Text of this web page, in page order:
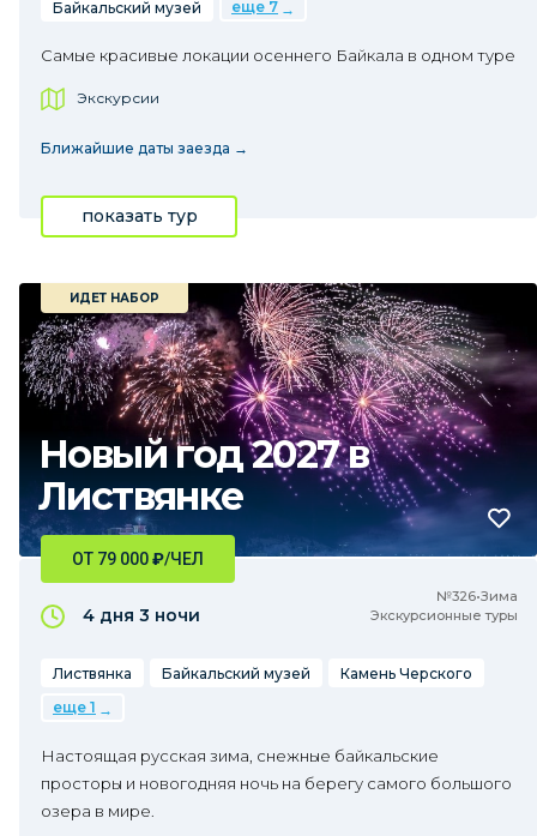
Байкальский музей
еще 7
Самые красивые локации осеннего Байкала в одном туре
Экскурсии
Ближайшие даты заезда →
показать тур
Новый год 2027 в
Листвянке
ИДЕТ НАБОР
№326•Зима
Экскурсионные туры
ОТ 79 000₽/ЧЕЛ
4 дня 3 ночи
Листвянка Байкальский музей
Камень Черского
еще 1
Настоящая русская зима, снежные байкальские
просторы и новогодняя ночь на берегу самого большого
озера в мире.